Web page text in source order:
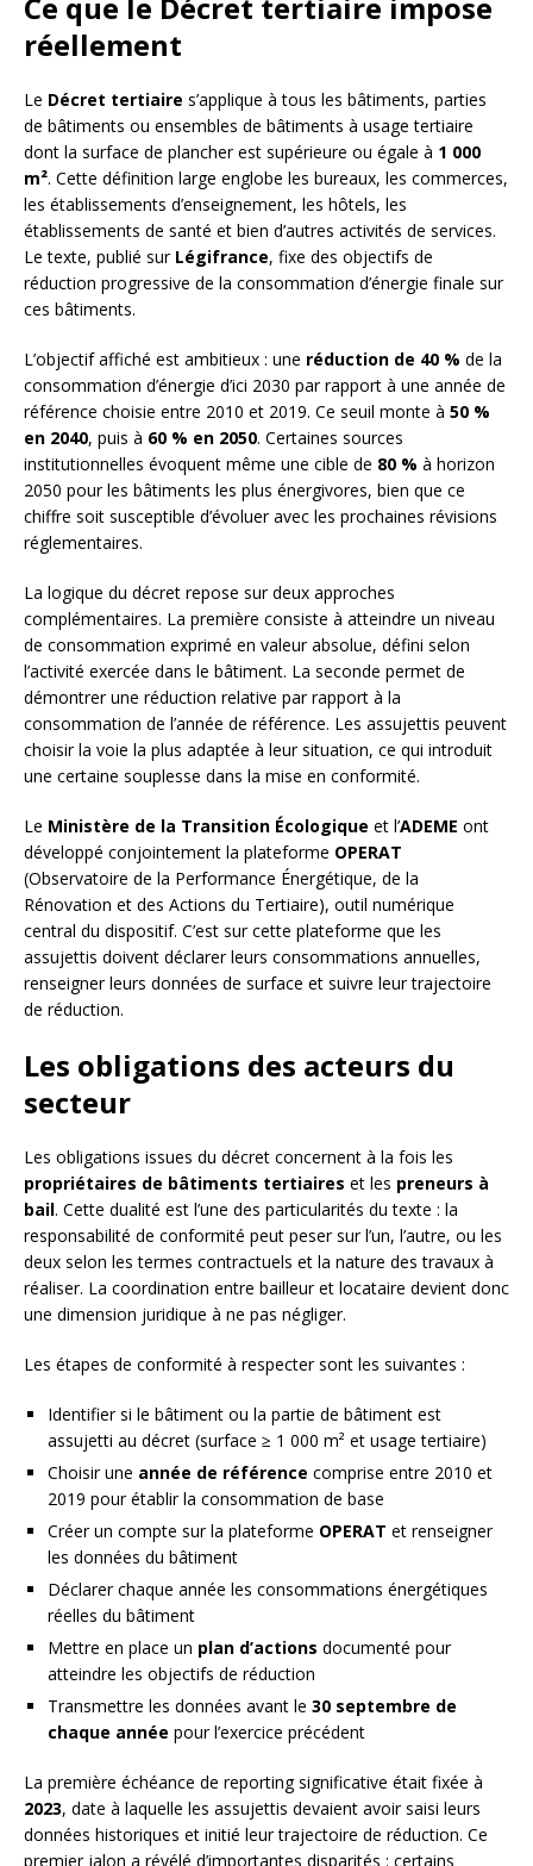
Ce que le Décret tertiaire impose
réellement
Le Décret tertiaire s’applique à tous les bâtiments, parties
de bâtiments ou ensembles de bâtiments à usage tertiaire
dont la surface de plancher est supérieure ou égale à 1 000
m². Cette définition large englobe les bureaux, les commerces,
les établissements d’enseignement, les hôtels, les
établissements de santé et bien d’autres activités de services.
Le texte, publié sur Légifrance, fixe des objectifs de
réduction progressive de la consommation d’énergie finale sur
ces bâtiments.
L’objectif affiché est ambitieux : une réduction de 40 % de la
consommation d’énergie d’ici 2030 par rapport à une année de
référence choisie entre 2010 et 2019. Ce seuil monte à 50 %
en 2040, puis à 60 % en 2050. Certaines sources
institutionnelles évoquent même une cible de 80 % à horizon
2050 pour les bâtiments les plus énergivores, bien que ce
chiffre soit susceptible d’évoluer avec les prochaines révisions
réglementaires.
La logique du décret repose sur deux approches
complémentaires. La première consiste à atteindre un niveau
de consommation exprimé en valeur absolue, défini selon
l’activité exercée dans le bâtiment. La seconde permet de
démontrer une réduction relative par rapport à la
consommation de l’année de référence. Les assujettis peuvent
choisir la voie la plus adaptée à leur situation, ce qui introduit
une certaine souplesse dans la mise en conformité.
Le Ministère de la Transition Écologique et l’ADEME ont
développé conjointement la plateforme OPERAT
(Observatoire de la Performance Énergétique, de la
Rénovation et des Actions du Tertiaire), outil numérique
central du dispositif. C’est sur cette plateforme que les
assujettis doivent déclarer leurs consommations annuelles,
renseigner leurs données de surface et suivre leur trajectoire
de réduction.
Les obligations des acteurs du
secteur
Les obligations issues du décret concernent à la fois les
propriétaires de bâtiments tertiaires et les preneurs à
bail. Cette dualité est l’une des particularités du texte : la
responsabilité de conformité peut peser sur l’un, l’autre, ou les
deux selon les termes contractuels et la nature des travaux à
réaliser. La coordination entre bailleur et locataire devient donc
une dimension juridique à ne pas négliger.
Les étapes de conformité à respecter sont les suivantes :
Identifier si le bâtiment ou la partie de bâtiment est
assujetti au décret (surface ≥ 1 000 m² et usage tertiaire)
Choisir une année de référence comprise entre 2010 et
2019 pour établir la consommation de base
Créer un compte sur la plateforme OPERAT et renseigner
les données du bâtiment
Déclarer chaque année les consommations énergétiques
réelles du bâtiment
Mettre en place un plan d’actions documenté pour
atteindre les objectifs de réduction
Transmettre les données avant le 30 septembre de
chaque année pour l’exercice précédent
La première échéance de reporting significative était fixée à
2023, date à laquelle les assujettis devaient avoir saisi leurs
données historiques et initié leur trajectoire de réduction. Ce
premier jalon a révélé d’importantes disparités : certains